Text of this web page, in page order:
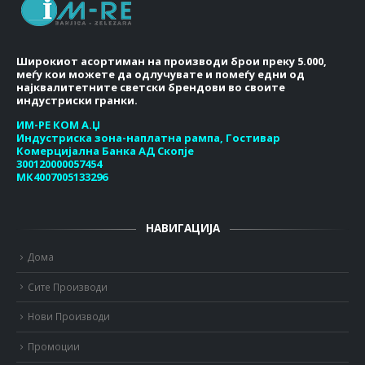
Широкиот асортиман на производи брои преку 5.000,
меѓу кои можете да одлучувате и помеѓу едни од
најквалитетните светски брендови во своите
индустриски гранки.
ИМ-РЕ КОМ А.Џ
Индустриска зона-наплатна рампа, Гостивар
Комерцијална Банка АД Скопје
300120000057454
МК4007005133296
НАВИГАЦИЈА
Дома
Сите Производи
Нови Производи
Промоции